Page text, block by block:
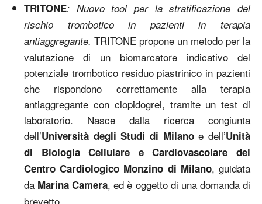
TRITONE: Nuovo tool per la stratificazione del
rischio trombotico in pazienti in terapia
antiaggregante. TRITONE propone un metodo per la
valutazione di un biomarcatore indicativo del
potenziale trombotico residuo piastrinico in pazienti
che rispondono correttamente alla terapia
antiaggregante con clopidogrel, tramite un test di
laboratorio. Nasce dalla ricerca congiunta
dell’Università degli Studi di Milanoe dell’Unità
di Biologia Cellulare e Cardiovascolare del
Centro Cardiologico Monzino di Milano, guidata
da Marina Camera, ed è oggetto di una domanda di
brevetto.